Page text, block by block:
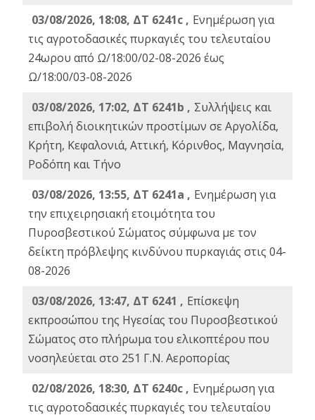
03/08/2026, 18:08, ΔΤ 6241c , Ενημέρωση για
τις αγροτοδασικές πυρκαγιές του τελευταίου
24ωρου από Ω/18:00/02-08-2026 έως
Ω/18:00/03-08-2026
03/08/2026, 17:02, ΔΤ 6241b , Συλλήψεις και
επιβολή διοικητικών προστίμων σε Αργολίδα,
Κρήτη, Κεφαλονιά, Αττική, Κόρινθος, Μαγνησία,
Ροδόπη και Τήνο
03/08/2026, 13:55, ΔΤ 6241a , Ενημέρωση για
την επιχειρησιακή ετοιμότητα του
Πυροσβεστικού Σώματος σύμφωνα με τον
δείκτη πρόβλεψης κινδύνου πυρκαγιάς στις 04-
08-2026
03/08/2026, 13:47, ΔΤ 6241 , Επίσκεψη
εκπροσώπου της Ηγεσίας του Πυροσβεστικού
Σώματος στο πλήρωμα του ελικοπτέρου που
νοσηλεύεται στο 251 Γ.Ν. Αεροπορίας
02/08/2026, 18:30, ΔΤ 6240c , Ενημέρωση για
τις αγροτοδασικές πυρκαγιές του τελευταίου